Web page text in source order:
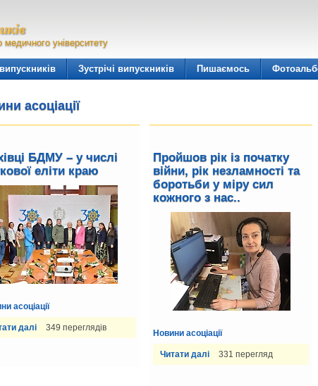
університету
Зустрічі випускників Пишаємось
асоціації
БДМУ – у числі
еліти краю
асоціації
далі 349 переглядів
Пройшов рік із початку
війни, рік незламності та
боротьби у міру сил
кожного з нас..
Новини асоціації
Читати далі 331 перегляд